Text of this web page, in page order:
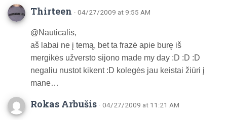
Thirteen · 04/27/2009 at 9:55 AM
@Nauticalis,
aš labai ne į temą, bet ta frazė apie burę iš
mergikės užversto sijono made my day :D :D :D
negaliu nustot kikent :D kolegės jau keistai žiūri į
mane…
Rokas Arbušis · 04/27/2009 at 11:21 AM